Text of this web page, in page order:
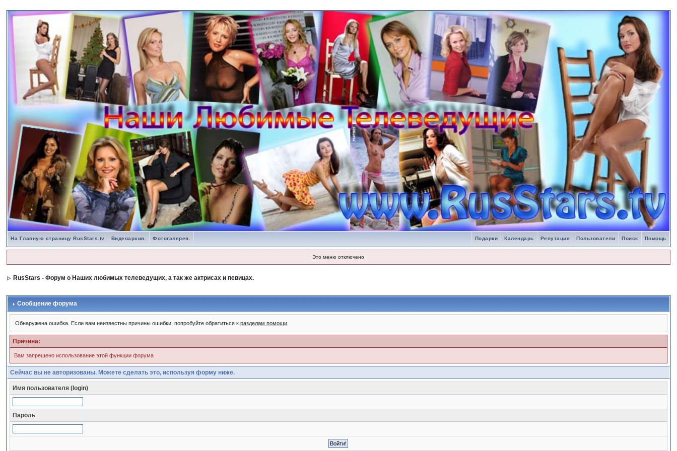
На Главную страницу RusStars.tv Помощь
Поиск
Пользователи
Репутация
Календарь
Подарки
Видеоархив. Фотогалерея.
Это меню отключено
RusStars - Форум о Наших любимых телеведущих, а так же актрисах и певицах.
Сообщение форума
Обнаружена ошибка. Если вам неизвестны причины ошибки, попробуйте обратиться кразделам помощи
Причина:
Вам запрещено использование этой функции форума
Сейчас вы не авторизованы. Можете сделать это, используя форму ниже.
Имя пользователя (login)
Пароль